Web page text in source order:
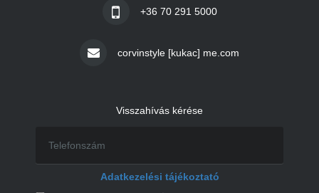
+36 70 291 5000
corvinstyle [kukac] me.com
Visszahívás kérése
Adatkezelési tájékoztató